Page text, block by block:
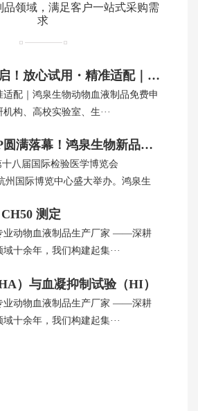
品领域，满足客户一站式采购需
求
免费申领开启！放心试用・精准适配｜鸿泉生物动物血制品
适配｜鸿泉生物动物血液制品免费申
构、高校实验室、生···
杭州CACLP圆满落幕！鸿泉生物新品引全球瞩目
十八届国际检验医学博览会
州国际博览中心盛大举办。鸿泉生
测定
业动物血液制品生产厂家 ——深耕
十余年，我们构建起集···
）与血凝抑制试验（HI）
业动物血液制品生产厂家 ——深耕
十余年，我们构建起集···